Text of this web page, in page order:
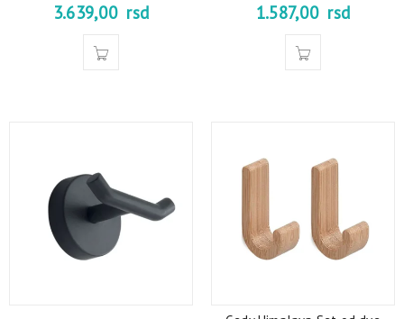
3.639,00 rsd 1.587,00 rsd